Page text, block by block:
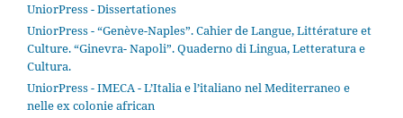
UniorPress - Dissertationes
UniorPress - “Genève-Naples”. Cahier de Langue, Littérature et
Culture. “Ginevra- Napoli”. Quaderno di Lingua, Letteratura e
Cultura.
UniorPress - IMECA - L’Italia e l’italiano nel Mediterraneo e
nelle ex colonie african